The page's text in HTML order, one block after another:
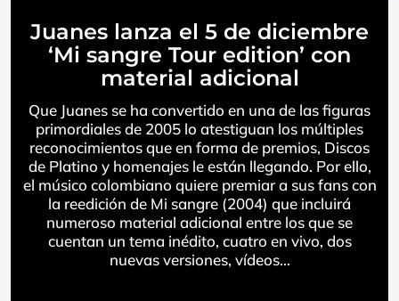
Juanes lanza el 5 de diciembre
‘Mi sangre Tour edition’ con
material adicional
Que Juanes se ha convertido en una de las figuras
primordiales de 2005 lo atestiguan los múltiples
reconocimientos que en forma de premios, Discos
de Platino y homenajes le están llegando. Por ello,
el músico colombiano quiere premiar a sus fans con
la reedición de Mi sangre (2004) que incluirá
numeroso material adicional entre los que se
cuentan un tema inédito, cuatro en vivo, dos
nuevas versiones, vídeos…